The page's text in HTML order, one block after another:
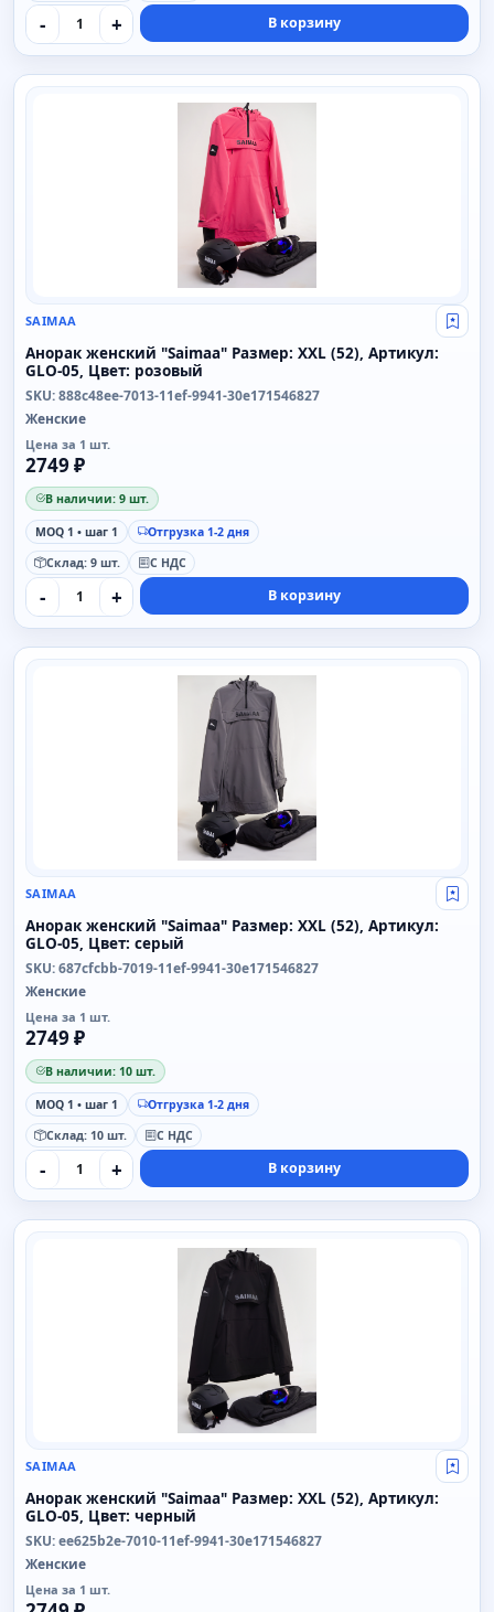
- + В корзину
SAIMAA
SAIMAA Свой
Анорак женский "Saimaa" Размер: XXL (52), Артикул:
GLO-05, Цвет: розовый
SKU: 888c48ee-7013-11ef-9941-30e171546827
Женские
Цена за 1 шт.
2749 ₽
В наличии: 9 шт.
MOQ 1 • шаг 1
Отгрузка 1-2 дня
Склад: 9 шт.
С НДС
- + В корзину
SAIMAA
SAIMAA Свой
Анорак женский "Saimaa" Размер: XXL (52), Артикул:
GLO-05, Цвет: серый
SKU: 687cfcbb-7019-11ef-9941-30e171546827
Женские
Цена за 1 шт.
2749 ₽
В наличии: 10 шт.
MOQ 1 • шаг 1
Отгрузка 1-2 дня
Склад: 10 шт.
С НДС
- + В корзину
SAIMAA
SAIMAA Свой
Анорак женский "Saimaa" Размер: XXL (52), Артикул:
GLO-05, Цвет: черный
SKU: ee625b2e-7010-11ef-9941-30e171546827
Женские
Цена за 1 шт.